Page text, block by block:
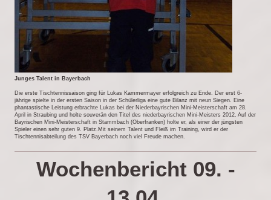
Junges Talent in Bayerbach
Die erste Tischtennissaison ging für Lukas Kammermayer erfolgreich zu Ende. Der erst 6-
jährige spielte in der ersten Saison in der Schülerliga eine gute Bilanz mit neun Siegen. Eine
phantastische Leistung erbrachte Lukas bei der Niederbayrischen Mini-Meisterschaft am 28.
April in Straubing und holte souverän den Titel des niederbayrischen Mini-Meisters 2012. Auf der
Bayrischen Mini-Meisterschaft in Stammbach (Oberfranken) holte er, als einer der jüngsten
Spieler einen sehr guten 9. Platz.Mit seinem Talent und Fleiß im Training, wird er der
Tischtennisabteilung des TSV Bayerbach noch viel Freude machen.
Wochenbericht 09. -